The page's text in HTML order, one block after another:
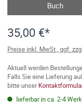
Buch
35,00 €*
Preise inkl. MwSt., ggf.
Aktuell werden
Falls Sie eine Lieferung
bitte unser
lieferbar in ca. 2-4